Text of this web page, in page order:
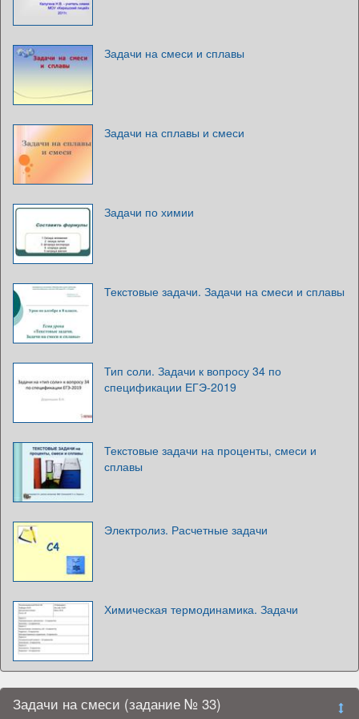
Задачи на смеси и сплавы
Задачи на сплавы и смеси
Задачи по химии
Текстовые задачи. Задачи на смеси и сплавы
Тип соли. Задачи к вопросу 34 по
спецификации ЕГЭ-2019
Текстовые задачи на проценты, смеси и
сплавы
Электролиз. Расчетные задачи
Химическая термодинамика. Задачи
Задачи на смеси (задание № 33)